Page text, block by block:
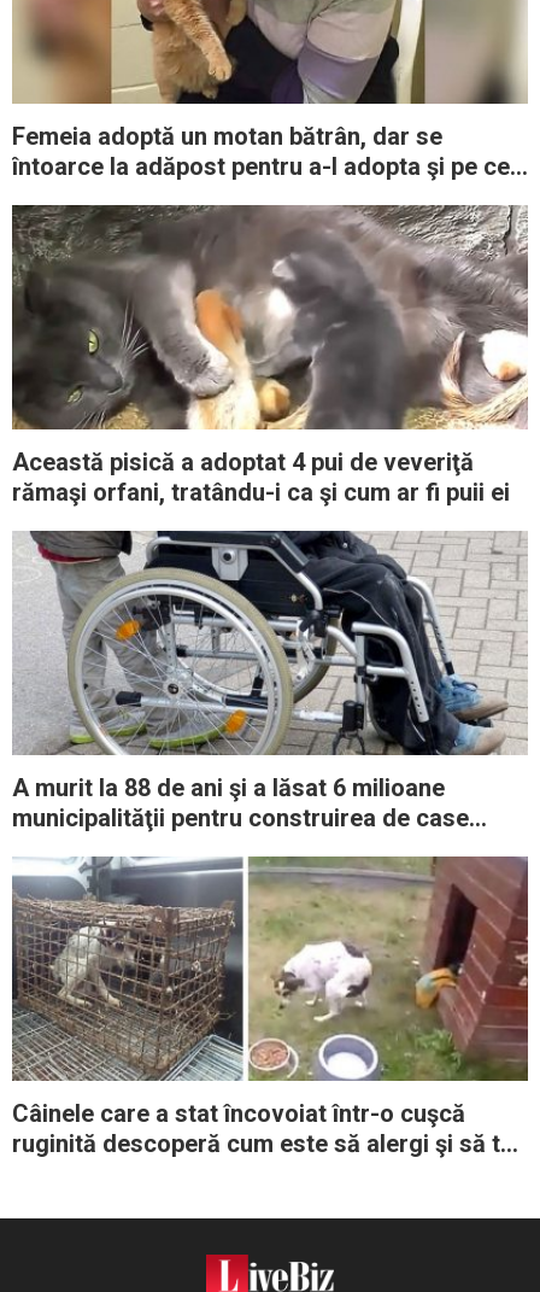
Femeia adoptă un motan bătrân, dar se
întoarce la adăpost pentru a-l adopta şi pe cel
Această pisică a adoptat 4 pui de veveriţă
rămaşi orfani, tratându-i ca şi cum ar fi puii ei
A murit la 88 de ani şi a lăsat 6 milioane
municipalităţii pentru construirea de case
Câinele care a stat încovoiat într-o cuşcă
ruginită descoperă cum este să alergi şi să te